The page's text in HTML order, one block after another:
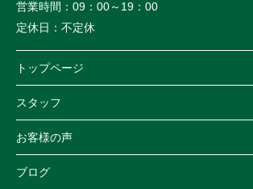
営業時間： 09：00～19：00
定休日： 不定休
トップページ
スタッフ
お客様の声
ブログ